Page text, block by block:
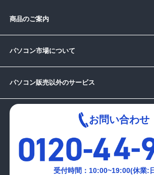
商品のご案内
パソコン市場について
パソコン販売以外のサービス
お問い合わせ
受付時間：10:00~19:00(休業: